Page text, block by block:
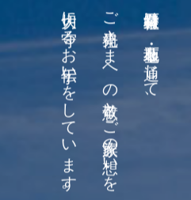
豊栄社石材は、墓地・墓石を通じて、
ご先祖さまへの敬意とご家族の想いを
大切に守るお手伝いをしています。